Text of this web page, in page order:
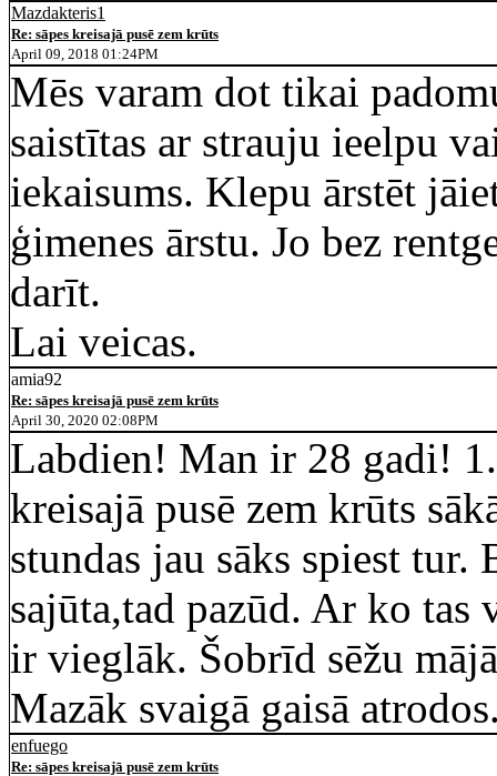
Mazdakteris1
Re: sāpes kreisajā pusē zem krūts
April 09, 2018 01:24PM
Mēs varam dot tikai
saistītas ar strauju ieelpu
iekaisums. Klepu ārstēt
ģimenes ārstu. Jo bez
darīt.
Lai veicas.
amia92
Re: sāpes kreisajā pusē zem krūts
April 30, 2020 02:08PM
Labdien! Man ir 28 gadi!
kreisajā pusē zem krūts
stundas jau sāks spiest
sajūta,tad pazūd. Ar ko tas
ir vieglāk. Šobrīd sēžu
Mazāk svaigā gaisā
enfuego
Re: sāpes kreisajā pusē zem krūts